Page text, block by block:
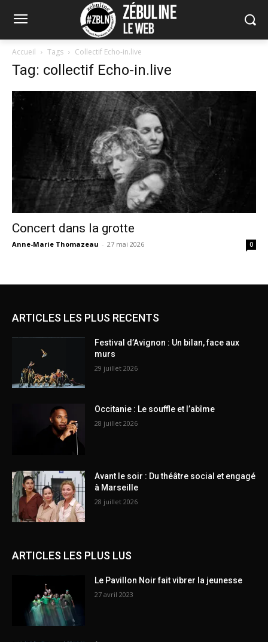
Accueil Tags Collectif Echo-in.live
Tag: collectif Echo-in.live
Concert dans la grotte
Anne-Marie Thomazeau - 27 mai 2026 0
ARTICLES LES PLUS RECENTS
Festival d’Avignon : Un bilan, face aux
murs
29 juillet 2026
Occitanie : Le souffle et l’abîme
28 juillet 2026
Avant le soir : Du théâtre social et engagé
à Marseille
28 juillet 2026
ARTICLES LES PLUS LUS
Le Pavillon Noir fait vibrer la jeunesse
27 avril 2023